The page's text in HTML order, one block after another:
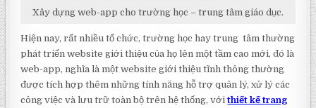
Xây dựng web-app cho trường học – trung tâm giáo dục.
Hiện nay, rất nhiều tổ chức, trường học hay trung tâm thường
phát triển website giới thiệu của họ lên một tầm cao mới, đó là
web-app, nghĩa là một website giới thiệu tĩnh thông thường
được tích hợp thêm những tính năng hỗ trợ quản lý, xử lý các
công việc và lưu trữ toàn bộ trên hệ thống, vớithiết kế trang